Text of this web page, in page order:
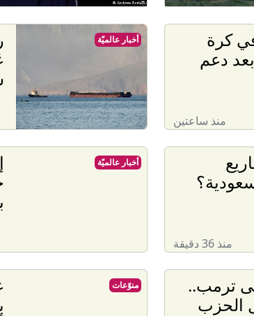
كرة
بعد دعم
منذ ساعتين
أخبار عالميّة
منذ 36 دقيقة
أخبار عالميّة
ترمب..
الحزب
منوّعات